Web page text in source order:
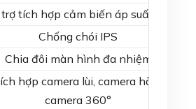
tích hợp cảm biến áp suất lốp
Chống chói IPS
Chia đôi màn hình đa nhiệm
hợp camera lùi, camera hành trình,
camera 360°